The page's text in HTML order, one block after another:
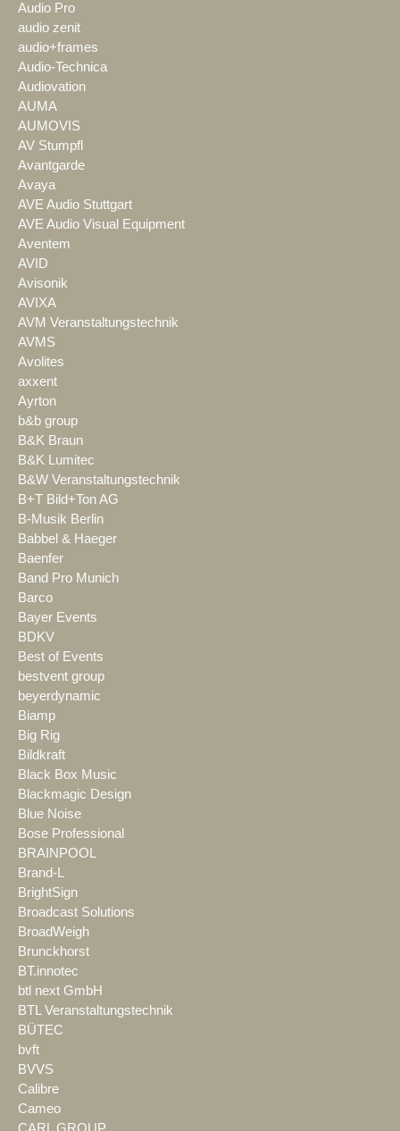
Audio Pro
audio zenit
audio+frames
Audio-Technica
Audiovation
AUMA
AUMOVIS
AV Stumpfl
Avantgarde
Avaya
AVE Audio Stuttgart
AVE Audio Visual Equipment
Aventem
AVID
Avisonik
AVIXA
AVM Veranstaltungstechnik
AVMS
Avolites
axxent
Ayrton
b&b group
B&K Braun
B&K Lumitec
B&W Veranstaltungstechnik
B+T Bild+Ton AG
B-Musik Berlin
Babbel & Haeger
Baenfer
Band Pro Munich
Barco
Bayer Events
BDKV
Best of Events
bestvent group
beyerdynamic
Biamp
Big Rig
Bildkraft
Black Box Music
Blackmagic Design
Blue Noise
Bose Professional
BRAINPOOL
Brand-L
BrightSign
Broadcast Solutions
BroadWeigh
Brunckhorst
BT.innotec
btl next GmbH
BTL Veranstaltungstechnik
BÜTEC
bvft
BVVS
Calibre
Cameo